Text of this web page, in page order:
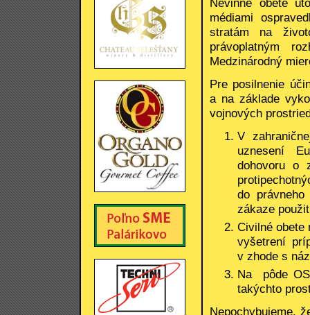
médiami
stratám na
právoplatným
Medzinárodný
Pre posilnenie
a na základe
vojnových
V
uznesení
dohovoru o
do
zákaze
Civilné obete
vyšetrení
v zhode s
Na pôde
takýchto
Nepochybujeme,